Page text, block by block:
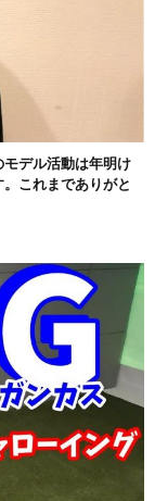
デル活動は年明け
これまでありがと